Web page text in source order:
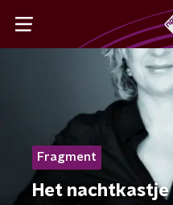
Fragment
Het nachtkastje